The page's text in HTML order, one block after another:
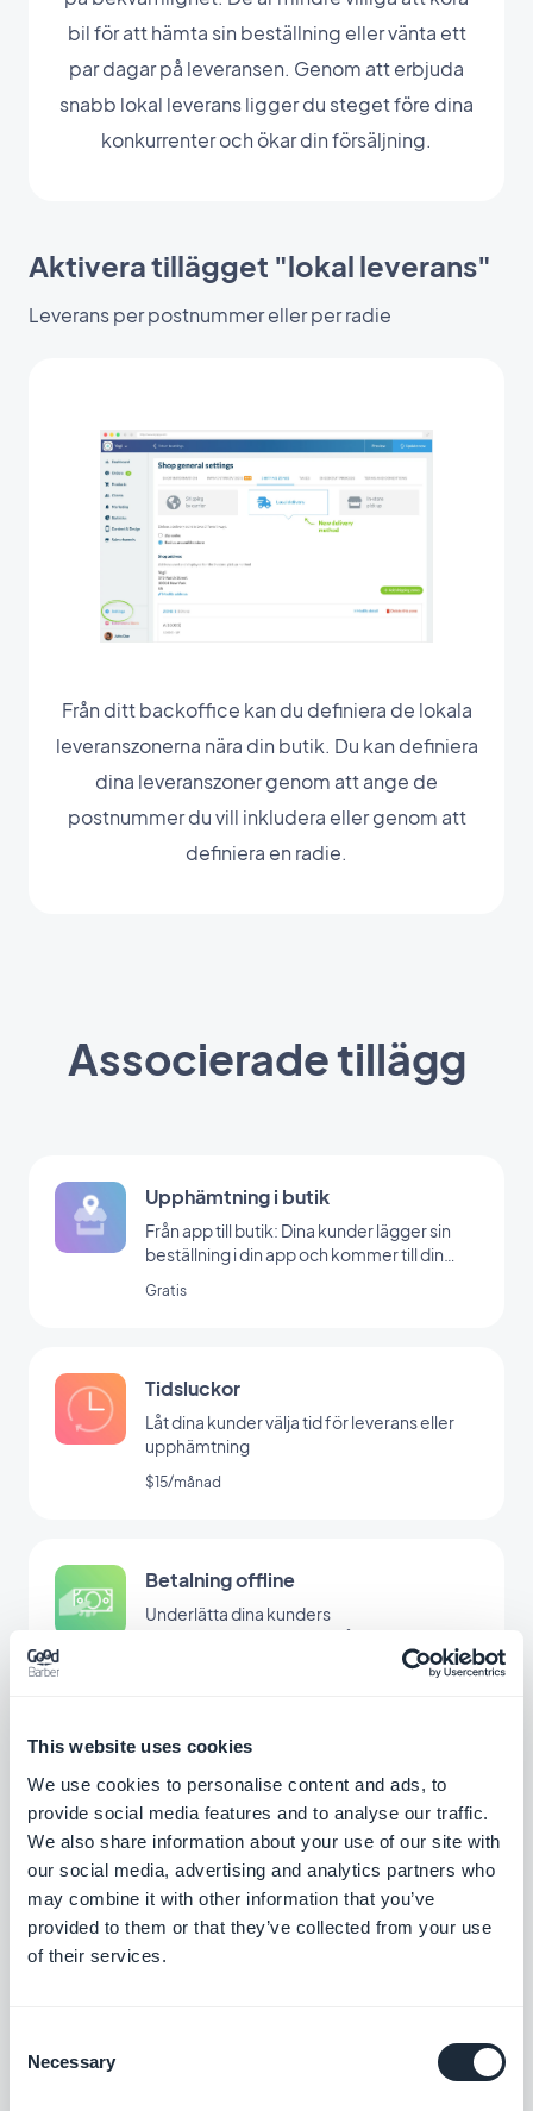
This website uses cookies
We use cookies to personalise content and ads, to
provide social media features and to analyse our traffic.
We also share information about your use of our site with
our social media, advertising and analytics partners who
may combine it with other information that you’ve
provided to them or that they’ve collected from your use
of their services.
Selection
Necessary
bil för att hämta sin beställning eller vänta ett
par dagar på leveransen. Genom att erbjuda
snabb lokal leverans ligger du steget före dina
konkurrenter och ökar din försäljning.
Aktivera tillägget "lokal leverans"
Leverans per postnummer eller per radie
Från ditt backoffice kan du definiera de lokala
leveranszonerna nära din butik. Du kan definiera
dina leveranszoner genom att ange de
postnummer du vill inkludera eller genom att
definiera en radie.
Associerade tillägg
Upphämtning i butik
Från app till butik: Dina kunder lägger sin
beställning i din app och kommer till din
Gratis
Tidsluckor
Låt dina kunder välja tid för leverans eller
upphämtning
$15/månad
Betalning offline
Underlätta dina kunders
shoppingupplevelse och låt dem betala
utanför appen för att nå ut till en bredare
Förenkla utcheckningsprocessen och
optimera försäljningen genom att ta bort
onödiga steg
$5/månad
Stripe Extended